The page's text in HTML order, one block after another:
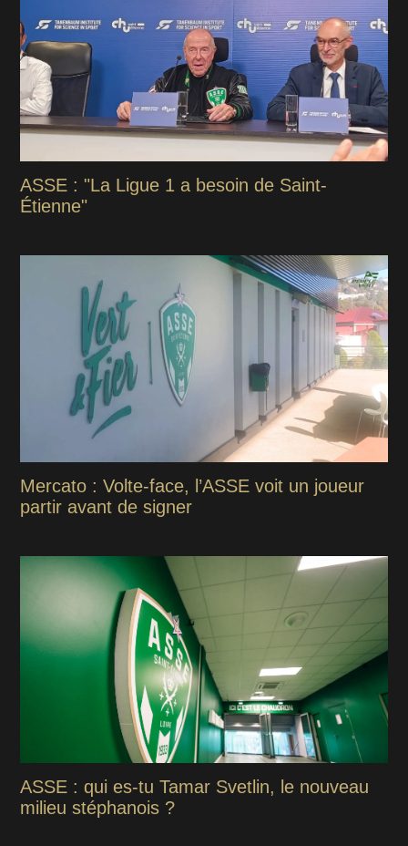
ASSE : "La Ligue 1 a besoin de Saint-
Étienne"
Mercato : Volte-face, l’ASSE voit un joueur
partir avant de signer
ASSE : qui es-tu Tamar Svetlin, le nouveau
milieu stéphanois ?